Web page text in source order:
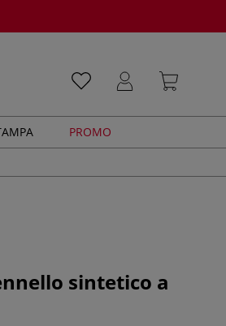
PROMO
sintetico a